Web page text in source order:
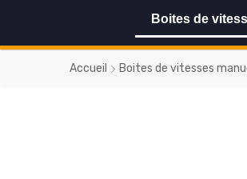
Boites de
Accueil Boites de vitesses